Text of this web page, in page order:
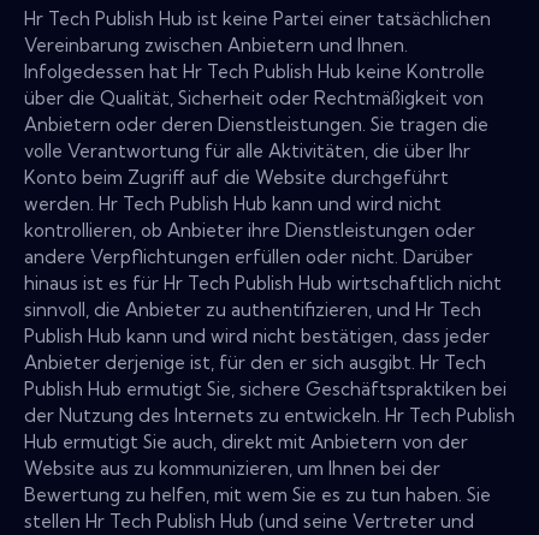
Hr Tech Publish Hub ist keine Partei einer tatsächlichen
Vereinbarung zwischen Anbietern und Ihnen.
Infolgedessen hat Hr Tech Publish Hub keine Kontrolle
über die Qualität, Sicherheit oder Rechtmäßigkeit von
Anbietern oder deren Dienstleistungen. Sie tragen die
volle Verantwortung für alle Aktivitäten, die über Ihr
Konto beim Zugriff auf die Website durchgeführt
werden. Hr Tech Publish Hub kann und wird nicht
kontrollieren, ob Anbieter ihre Dienstleistungen oder
andere Verpflichtungen erfüllen oder nicht. Darüber
hinaus ist es für Hr Tech Publish Hub wirtschaftlich nicht
sinnvoll, die Anbieter zu authentifizieren, und Hr Tech
Publish Hub kann und wird nicht bestätigen, dass jeder
Anbieter derjenige ist, für den er sich ausgibt. Hr Tech
Publish Hub ermutigt Sie, sichere Geschäftspraktiken bei
der Nutzung des Internets zu entwickeln. Hr Tech Publish
Hub ermutigt Sie auch, direkt mit Anbietern von der
Website aus zu kommunizieren, um Ihnen bei der
Bewertung zu helfen, mit wem Sie es zu tun haben. Sie
stellen Hr Tech Publish Hub (und seine Vertreter und